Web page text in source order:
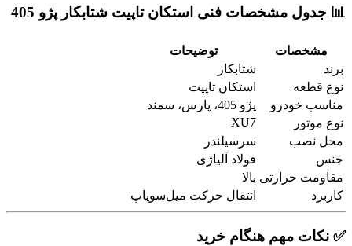
📊 جدول مشخصات فنی استکان تاپیت شتابکار پژو 405
مشخصات
توضیحات
برند
شتابکار
نوع قطعه
استکان تاپیت
مناسب خودرو
پژو 405، پارس، سمند
نوع موتور
XU7
محل نصب
سرسیلندر
جنس
فولاد آلیاژی
مقاومت حرارتی بالا
کاربرد
انتقال حرکت میل‌سوپاپ
✅ نکات مهم هنگام خرید